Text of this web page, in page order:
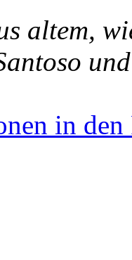
altem,
in den